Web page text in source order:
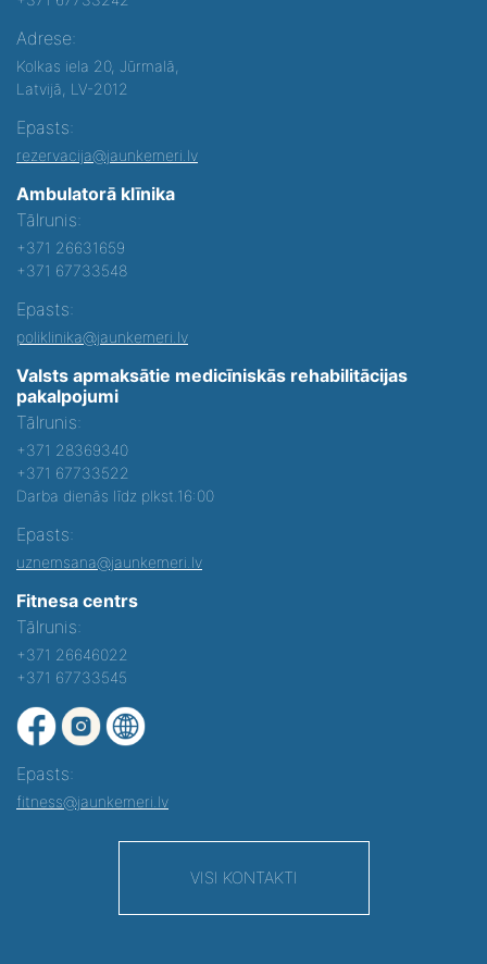
Adrese:
Kolkas iela 20, Jūrmalā,
Latvijā, LV-2012
Epasts:
rezervacija@jaunkemeri.lv
Ambulatorā klīnika
Tālrunis:
+371 26631659
+371 67733548
Epasts:
poliklinika@jaunkemeri.lv
Valsts apmaksātie medicīniskās rehabilitācijas
pakalpojumi
Tālrunis:
+371 28369340
+371 67733522
Darba dienās līdz plkst.16:00
Epasts:
uznemsana@jaunkemeri.lv
Fitnesa centrs
Tālrunis:
+371 26646022
+371 67733545
Epasts:
fitness@jaunkemeri.lv
VISI KONTAKTI